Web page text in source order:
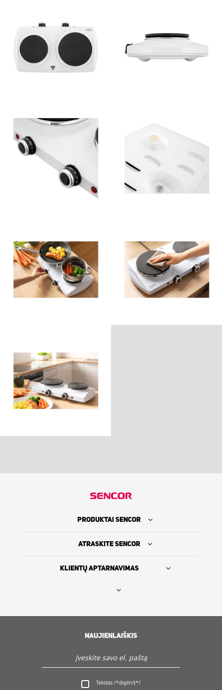
PRODUKTAI SENCOR
ATRASKITE SENCOR
KLIENTŲ APTARNAVIMAS
NAUJIENLAIŠKIS
Tekstas /*doplnit*/